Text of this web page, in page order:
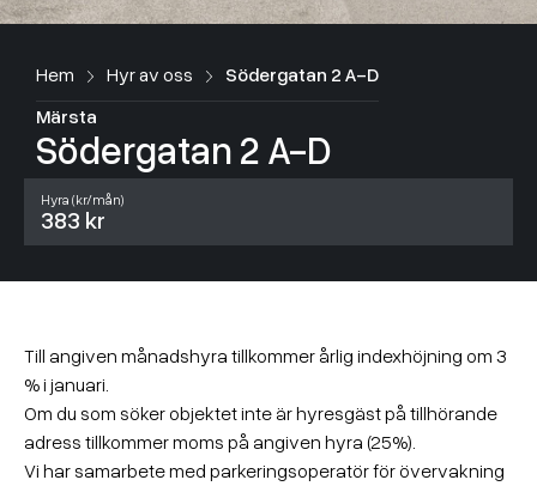
Hem Hyr av oss
Södergatan 2 A-D
Märsta
Södergatan 2 A-D
Hyra (kr/mån)
383 kr
Till angiven månadshyra tillkommer årlig indexhöjning om 3
% i januari.
Om du som söker objektet inte är hyresgäst på tillhörande
adress tillkommer moms på angiven hyra (25%).
Vi har samarbete med parkeringsoperatör för övervakning